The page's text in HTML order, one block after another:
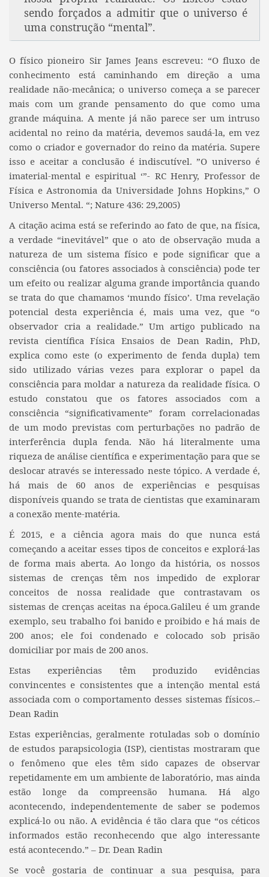
sendo forçados a admitir que o universo é
uma construção “mental”.
O físico pioneiro Sir James Jeans escreveu: “O fluxo de
conhecimento está caminhando em direção a uma
realidade não-mecânica; o universo começa a se parecer
mais com um grande pensamento do que como uma
grande máquina. A mente já não parece ser um intruso
acidental no reino da matéria, devemos saudá-la, em vez
como o criador e governador do reino da matéria. Supere
isso e aceitar a conclusão é indiscutível. ”O universo é
imaterial-mental e espiritual ‘”- RC Henry, Professor de
Física e Astronomia da Universidade Johns Hopkins,” O
Universo Mental. “; Nature 436: 29,2005)
A citação acima está se referindo ao fato de que, na física,
a verdade “inevitável” que o ato de observação muda a
natureza de um sistema físico e pode significar que a
consciência (ou fatores associados à consciência) pode ter
um efeito ou realizar alguma grande importância quando
se trata do que chamamos ‘mundo físico’. Uma revelação
potencial desta experiência é, mais uma vez, que “o
observador cria a realidade.” Um artigo publicado na
revista científica Física Ensaios de Dean Radin, PhD,
explica como este (o experimento de fenda dupla) tem
sido utilizado várias vezes para explorar o papel da
consciência para moldar a natureza da realidade física. O
estudo constatou que os fatores associados com a
consciência “significativamente” foram correlacionadas
de um modo previstas com perturbações no padrão de
interferência dupla fenda. Não há literalmente uma
riqueza de análise científica e experimentação para que se
deslocar através se interessado neste tópico. A verdade é,
há mais de 60 anos de experiências e pesquisas
disponíveis quando se trata de cientistas que examinaram
a conexão mente-matéria.
É 2015, e a ciência agora mais do que nunca está
começando a aceitar esses tipos de conceitos e explorá-las
de forma mais aberta. Ao longo da história, os nossos
sistemas de crenças têm nos impedido de explorar
conceitos de nossa realidade que contrastavam os
sistemas de crenças aceitas na época.Galileu é um grande
exemplo, seu trabalho foi banido e proibido e há mais de
200 anos; ele foi condenado e colocado sob prisão
domiciliar por mais de 200 anos.
Estas experiências têm produzido evidências
convincentes e consistentes que a intenção mental está
associada com o comportamento desses sistemas físicos.–
Dean Radin
Estas experiências, geralmente rotuladas sob o domínio
de estudos parapsicologia (ISP), cientistas mostraram que
o fenômeno que eles têm sido capazes de observar
repetidamente em um ambiente de laboratório, mas ainda
estão longe da compreensão humana. Há algo
acontecendo, independentemente de saber se podemos
explicá-lo ou não. A evidência é tão clara que “os céticos
informados estão reconhecendo que algo interessante
está acontecendo.” – Dr. Dean Radin
Se você gostaria de continuar a sua pesquisa, para